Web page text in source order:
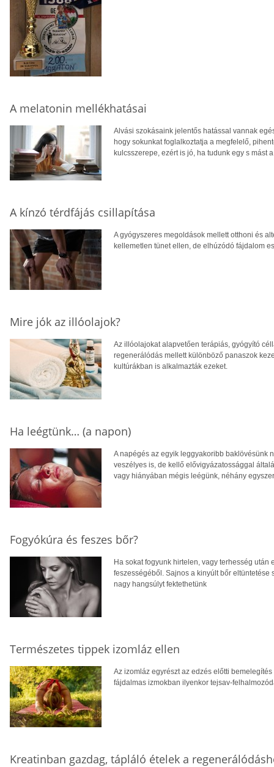
A melatonin mellékhatásai
Alvási szokásaink jelentős hatással vannak
hogy sokunkat foglalkoztatja a megfelelő,
kulcsszerepe, ezért is jó, ha tudunk egy s mást
A kínzó térdfájás csillapítása
A gyógyszeres megoldások mellett otthoni és
kellemetlen tünet ellen, de elhúzódó fájdalom
Mire jók az illóolajok?
Az illóolajokat alapvetően terápiás, gyógyító
regenerálódás mellett különböző panaszok
kultúrákban is alkalmazták ezeket.
Ha leégtünk… (a napon)
A napégés az egyik leggyakoribb baklövésünk
veszélyes is, de kellő elővigyázatossággal
vagy hiányában mégis leégünk, néhány
Fogyókúra és feszes bőr?
Ha sokat fogyunk hirtelen, vagy terhesség
feszességéből. Sajnos a kinyúlt bőr
nagy hangsúlyt fektethetünk
Természetes tippek izomláz ellen
Az izomláz egyrészt az edzés előtti
fájdalmas izmokban ilyenkor tejsav-
Kreatinban gazdag, tápláló ételek a